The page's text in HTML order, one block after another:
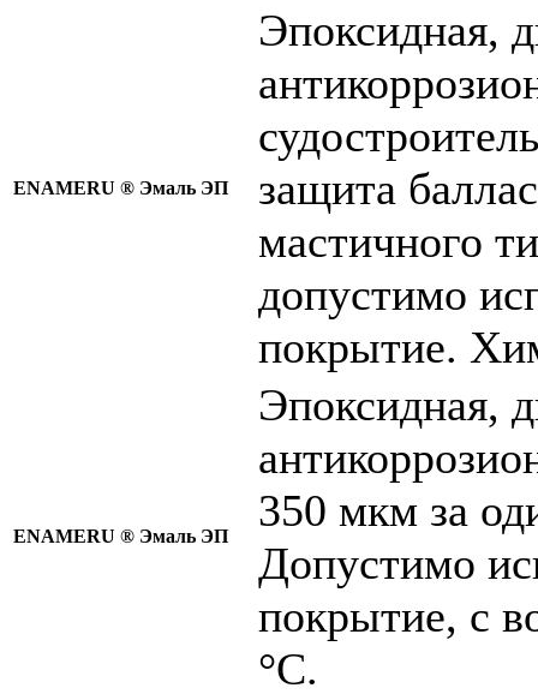
ENAMERU ® Эмаль ЭП
Эпоксидная,
защита
мастичного
допустимо
покрытие.
ENAMERU ® Эмаль ЭП
Эпоксидная,
350 мкм за
Допустимо
покрытие, с
°C.